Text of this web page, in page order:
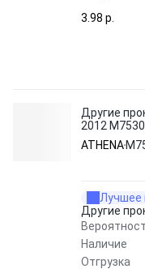
3.98 p.
Другие
2012
ATHENA
Лучшее
Другие
Наличие
Отгрузка